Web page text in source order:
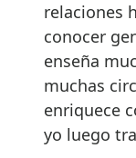
relaciones
conocer
enseña
muchas
enriquece
yo luego